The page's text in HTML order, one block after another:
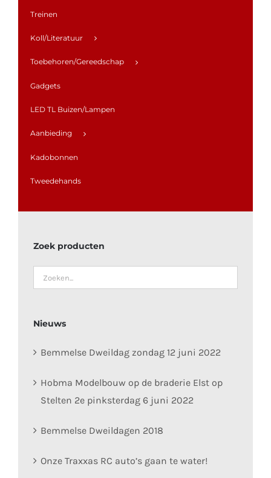
Treinen
Koll/Literatuur
Toebehoren/Gereedschap
Gadgets
LED TL Buizen/Lampen
Aanbieding
Kadobonnen
Tweedehands
Zoek producten
Nieuws
Bemmelse Dweildag zondag 12 juni 2022
Hobma Modelbouw op de braderie Elst op
Stelten 2e pinksterdag 6 juni 2022
Bemmelse Dweildagen 2018
Onze Traxxas RC auto’s gaan te water!